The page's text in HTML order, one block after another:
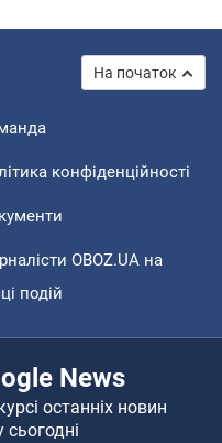
На початок
конфіденційності
OBOZ.UA на
подій
News
останніх новин
сьогодні